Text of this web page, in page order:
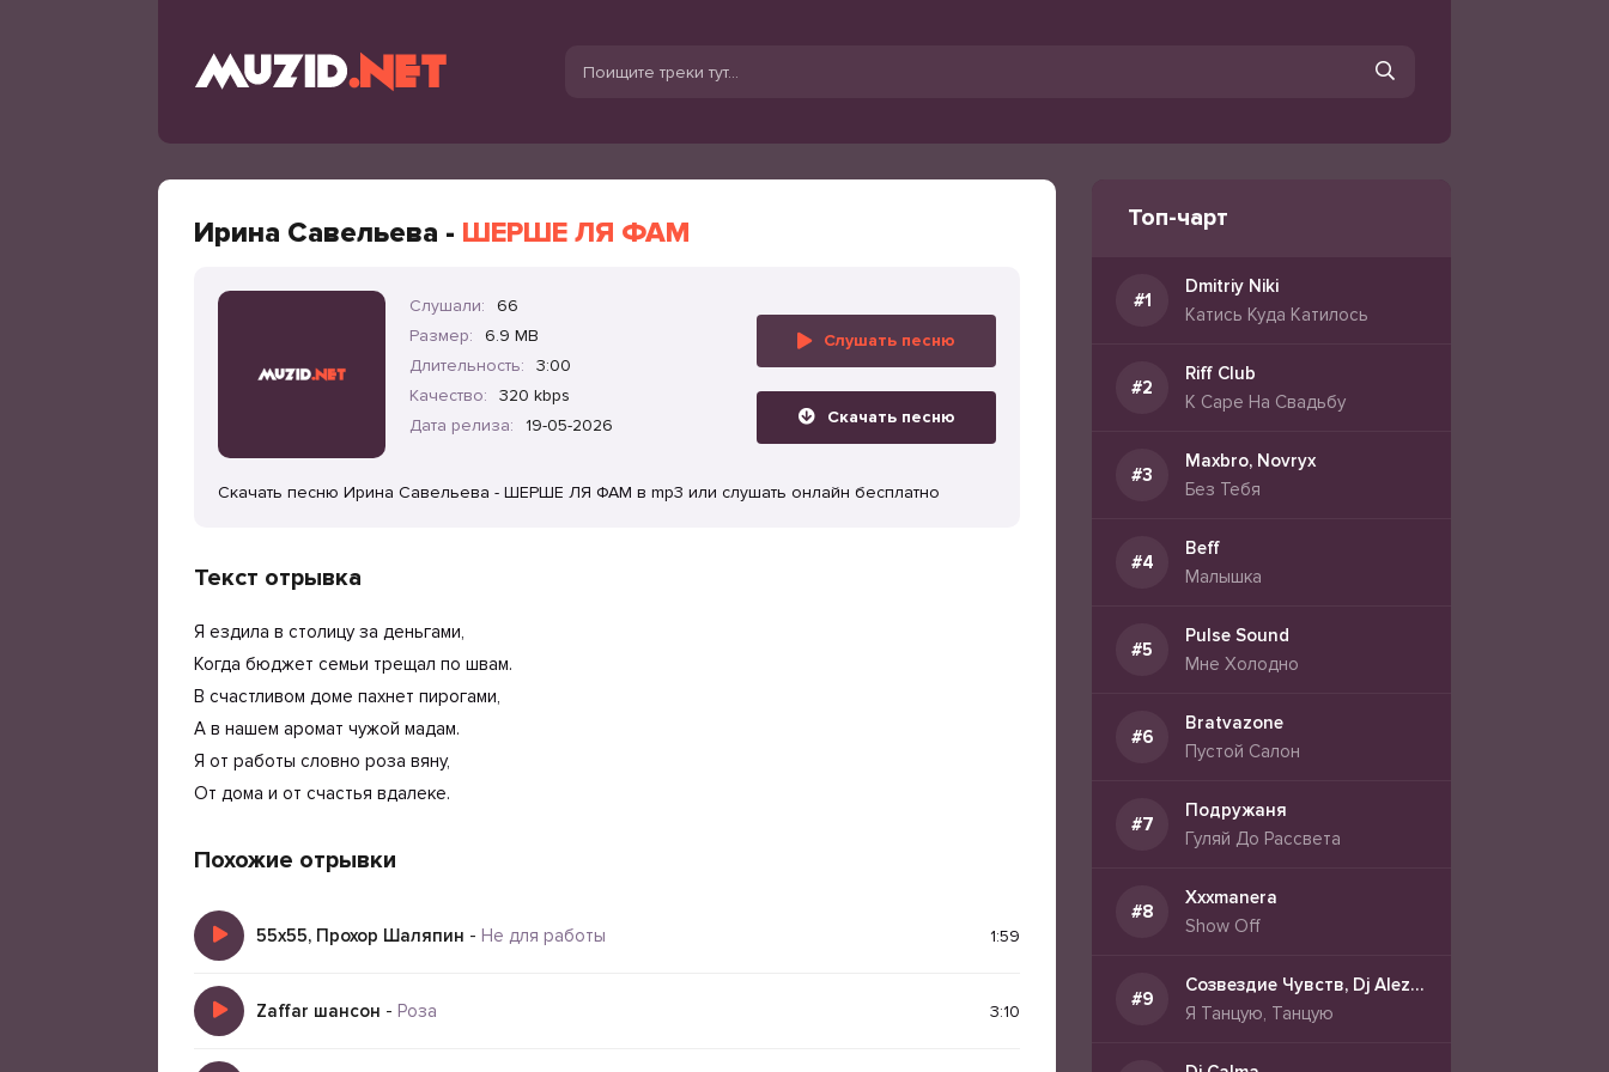
Ирина Савельева - ШЕРШЕ ЛЯ ФАМ
Слушали:
66
Размер:
6.9 MB
Длительность:
3:00
Качество:
320 kbps
Дата релиза:
19-05-2026
Слушать песню
Скачать песню
Скачать песню Ирина Савельева - ШЕРШЕ ЛЯ ФАМ в mp3 или слушать онлайн бесплатно
Текст отрывка
Я ездила в столицу за деньгами,
Когда бюджет семьи трещал по швам.
В счастливом доме пахнет пирогами,
А в нашем аромат чужой мадам.
Я от работы словно роза вяну,
От дома и от счастья вдалеке.
Похожие отрывки
55x55, Прохор Шаляпин - Не для работы 1:59
Zaffar шансон - Роза 3:10
Топ-чарт
Dmitriy Niki
Катись Куда Катилось
Riff Club
К Саре На Свадьбу
Maxbro, Novryx
Без Тебя
Beff
Малышка
Pulse Sound
Мне Холодно
Bratvazone
Пустой Салон
Подружаня
Гуляй До Рассвета
Xxxmanera
Show Off
Созвездие Чувств, Dj Alezha
Я Танцую, Танцую